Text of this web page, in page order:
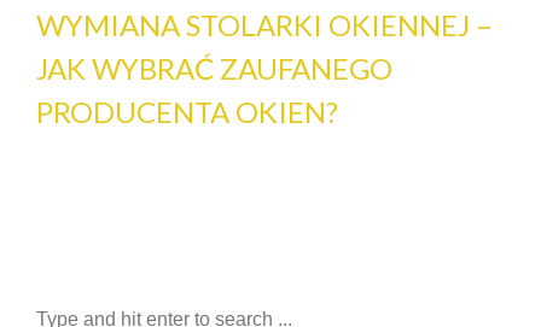
WYMIANA STOLARKI OKIENNEJ –
JAK WYBRAĆ ZAUFANEGO
PRODUCENTA OKIEN?